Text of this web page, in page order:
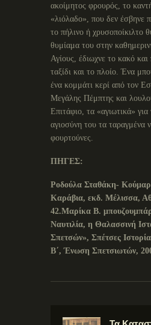
ακοίμητος φρουρός, το
«λιόλαδο», που δεν έσβηνε
το πήλινο ή χρυσοποίκιλτο
θυμίαμα του στην
Αγίους, έδιωχνε το κακό
ταξίδι και το πλοίο. Ένα
ένα κομμάτι κερί από τον
Μεγάλης Πέμπτης και
Επιτάφιο, τα «αγιωτικά» για
αγιοσύνη του τα ταραγμένα
φουρτούνες.
ΠΗΓΕΣ:
Ροδούλα Σταθάκη-
Καράβια, εκδ. Μέλισσα,
42.Μαρίκα Β.
Ναυτιλία, η Θαλασσινή
Σπετσών», Σπέτσες
Β΄, Ένωση Σπετσιωτών,